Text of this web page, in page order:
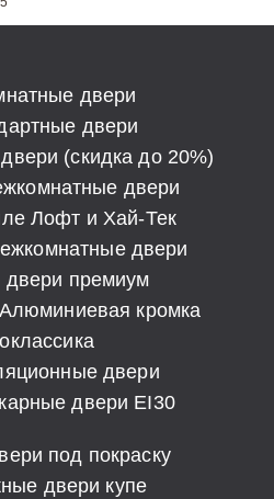
двери
двери
(скидка до 20%)
двери
Лофт и Хай-Тек
двери
премиум
кромка
двери
двери EI30
под покраску
двери купе